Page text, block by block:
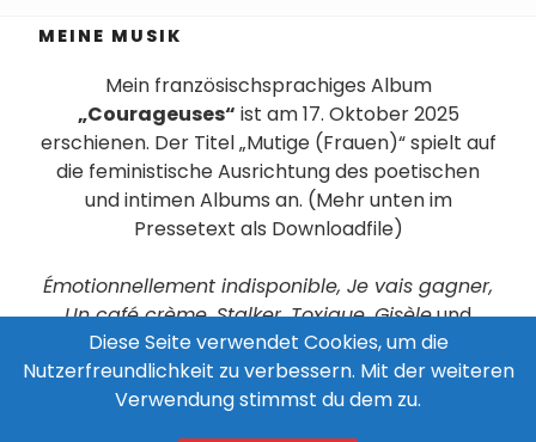
MEINE MUSIK
Mein französischsprachiges Album
„Courageuses“ ist am 17. Oktober 2025
erschienen. Der Titel „Mutige (Frauen)“ spielt auf
die feministische Ausrichtung des poetischen
und intimen Albums an. (Mehr unten im
Pressetext als Downloadfile)
Émotionnellement indisponible, Je vais gagner,
Un café crème, Stalker, Toxique, Gisèleund
weitere Chansons aus meiner Feder sind drauf
zu hören. Ich freue mich unbändig über die
Veröffentlichung!
Diese Seite verwendet Cookies, um die
Nutzerfreundlichkeit zu verbessern. Mit der weiteren
Verwendung stimmst du dem zu.